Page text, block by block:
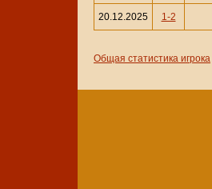
20.12.2025 1-2
Общая статистика игрока